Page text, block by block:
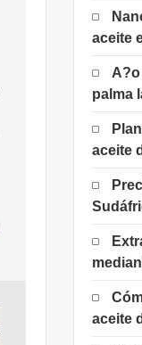
aceite
palma
aceite
aceite